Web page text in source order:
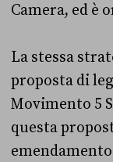
Camera, ed è
La stessa
proposta di
Movimento 5
questa